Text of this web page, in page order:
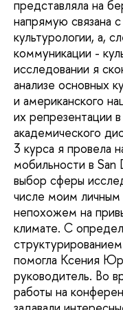
представляла на
напрямую связана
культурологии, а,
коммуникации -
исследовании я
анализе основных
и американского
их репрезентации
академического
3 курса я провела
мобильности в
выбор сферы
числе моим
непохожем на
климате. С
помогла Ксения
руководитель. Во
работы на